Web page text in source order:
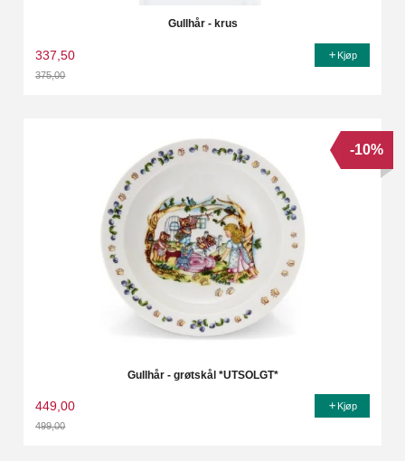
Gullhår - krus
337,50
375,00
Kjøp
Gullhår - grøtskål *UTSOLGT*
449,00
499,00
-10%
Kjøp